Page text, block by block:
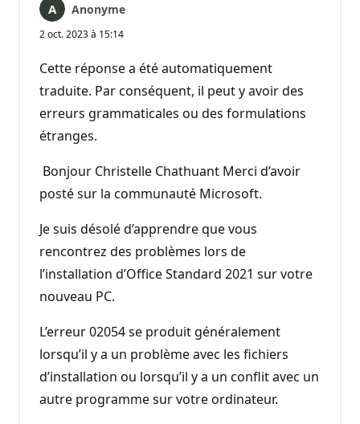
Anonyme
2 oct. 2023 à 15:14
Cette réponse a été automatiquement
traduite. Par conséquent, il peut y avoir des
erreurs grammaticales ou des formulations
étranges.
Bonjour Christelle Chathuant Merci d’avoir
posté sur la communauté Microsoft.
Je suis désolé d’apprendre que vous
rencontrez des problèmes lors de
l’installation d’Office Standard 2021 sur votre
nouveau PC.
L’erreur 02054 se produit généralement
lorsqu’il y a un problème avec les fichiers
d’installation ou lorsqu’il y a un conflit avec un
autre programme sur votre ordinateur.